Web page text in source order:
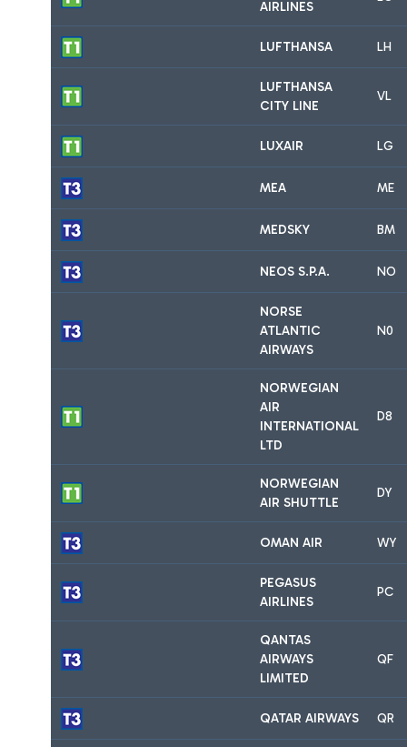
AIRLINES
LUFTHANSA LH
LUFTHANSA
CITY LINE
VL
LUXAIR LG
MEA ME
MEDSKY BM
NEOS S.P.A. NO
NORSE
ATLANTIC
AIRWAYS
N0
NORWEGIAN
AIR
INTERNATIONAL
LTD
D8
NORWEGIAN
AIR SHUTTLE
DY
OMAN AIR WY
PEGASUS
AIRLINES
PC
QANTAS
AIRWAYS
LIMITED
QF
QATAR AIRWAYS QR